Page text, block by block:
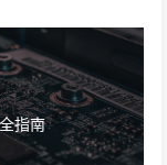
指南